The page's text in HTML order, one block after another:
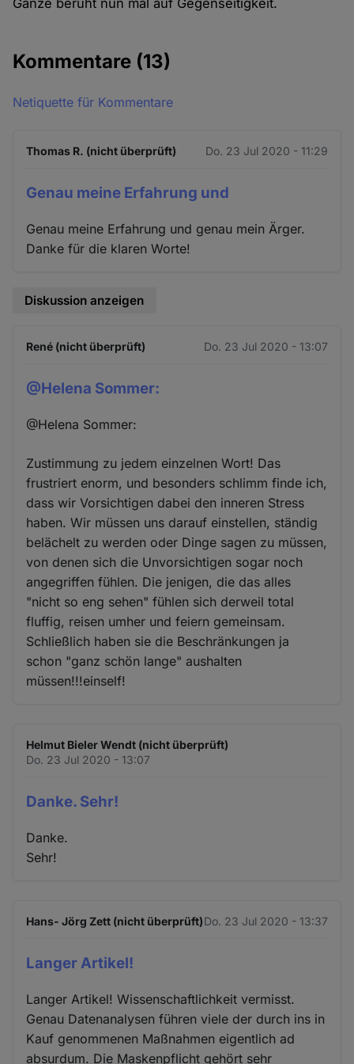
Ganze beruht nun mal auf Gegenseitigkeit.
Kommentare (13)
Netiquette für Kommentare
Thomas R. (nicht überprüft) Do. 23 Jul 2020 - 11:29
Genau meine Erfahrung und
Genau meine Erfahrung und genau mein Ärger.
Danke für die klaren Worte!
Diskussion anzeigen
René (nicht überprüft) Do. 23 Jul 2020 - 13:07
@Helena Sommer:
@Helena Sommer:
Zustimmung zu jedem einzelnen Wort! Das
frustriert enorm, und besonders schlimm finde ich,
dass wir Vorsichtigen dabei den inneren Stress
haben. Wir müssen uns darauf einstellen, ständig
belächelt zu werden oder Dinge sagen zu müssen,
von denen sich die Unvorsichtigen sogar noch
angegriffen fühlen. Die jenigen, die das alles
"nicht so eng sehen" fühlen sich derweil total
fluffig, reisen umher und feiern gemeinsam.
Schließlich haben sie die Beschränkungen ja
schon "ganz schön lange" aushalten
müssen!!!einself!
Helmut Bieler Wendt (nicht überprüft)
Do. 23 Jul 2020 - 13:07
Danke. Sehr!
Danke.
Sehr!
Hans- Jörg Zett (nicht überprüft)Do. 23 Jul 2020 - 13:37
Langer Artikel!
Langer Artikel! Wissenschaftlichkeit vermisst.
Genau Datenanalysen führen viele der durch ins in
Kauf genommenen Maßnahmen eigentlich ad
absurdum. Die Maskenpflicht gehört sehr